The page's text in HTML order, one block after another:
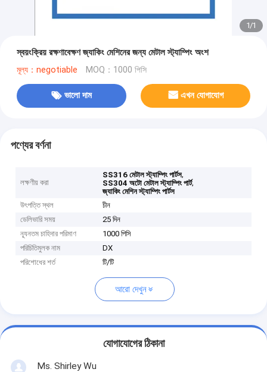
1/1
স্বয়ংক্রিয় রক্ষণাবেক্ষণ জ্যাকিং মেশিনের জন্য মেটাল স্ট্যাম্পিং অংশ
মূল্য：negotiable MOQ：1000 পিসি
ভালো দাম এখন যোগাযোগ
পণ্যের বর্ণনা
লক্ষণীয় করা
SS316 মেটাল স্ট্যাম্পিং পার্টস,
SS304 অটো মেটাল স্ট্যাম্পিং পার্ট,
জ্যাকিং মেশিন স্ট্যাম্পিং পার্টস
উৎপত্তি স্থল
চীন
ডেলিভারি সময়
25 দিন
ন্যূনতম চাহিদার পরিমাণ
1000 পিসি
পরিচিতিমুলক নাম
DX
পরিশোধের শর্ত
টি/টি
আরো দেখুন
যোগাযোগের ঠিকানা
Ms. Shirley Wu